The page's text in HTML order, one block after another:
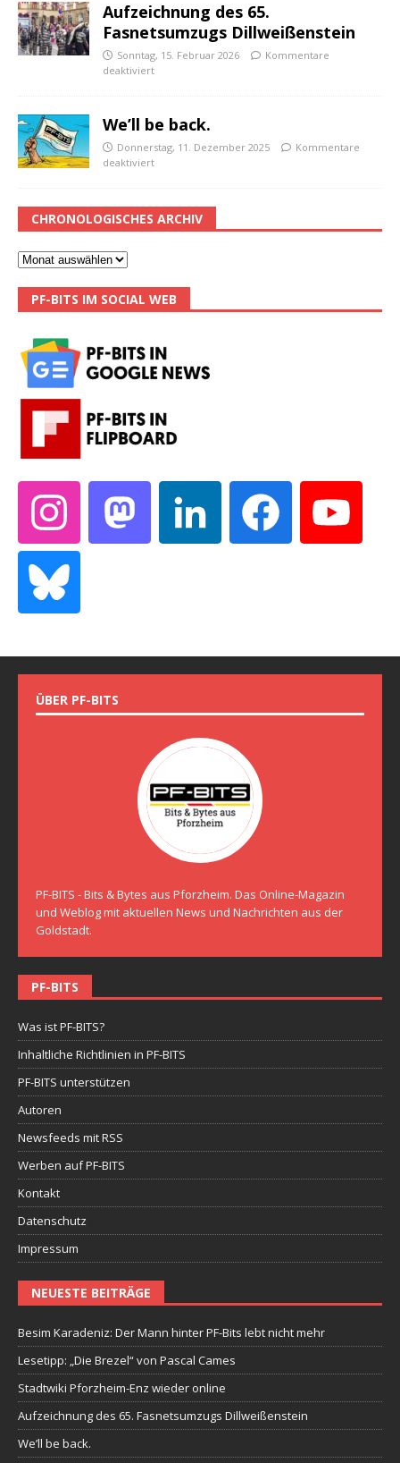
Aufzeichnung des 65.
Fasnetsumzugs Dillweißenstein
Sonntag, 15. Februar 2026
Kommentare
deaktiviert
We’ll be back.
Donnerstag, 11. Dezember 2025
Kommentare
deaktiviert
CHRONOLOGISCHES ARCHIV
PF-BITS IM SOCIAL WEB
ÜBER PF-BITS
PF-BITS - Bits & Bytes aus Pforzheim. Das Online-Magazin
und Weblog mit aktuellen News und Nachrichten aus der
Goldstadt.
PF-BITS
Was ist PF-BITS?
Inhaltliche Richtlinien in PF-BITS
PF-BITS unterstützen
Autoren
Newsfeeds mit RSS
Werben auf PF-BITS
Kontakt
Datenschutz
Impressum
NEUESTE BEITRÄGE
Besim Karadeniz: Der Mann hinter PF-Bits lebt nicht mehr
Lesetipp: „Die Brezel“ von Pascal Cames
Stadtwiki Pforzheim-Enz wieder online
Aufzeichnung des 65. Fasnetsumzugs Dillweißenstein
We’ll be back.